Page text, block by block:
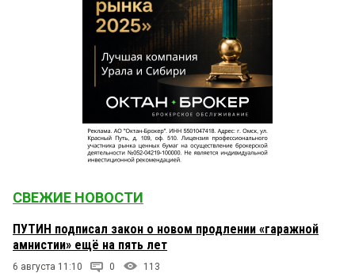
СВЕЖИЕ НОВОСТИ
ПУТИН подписал закон о новом продлении «гаражной
амнистии» ещё на пять лет
6 августа 11:10 0 113